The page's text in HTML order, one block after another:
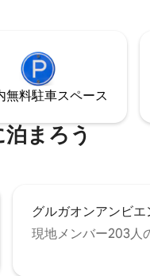
です。セ
ャープルジ
地下鉄
30～40分。
とパティ
ステムを
無料駐⁠車ス⁠ペ⁠ー⁠ス
まろう
グルガオンアンビ
現地メンバー203人